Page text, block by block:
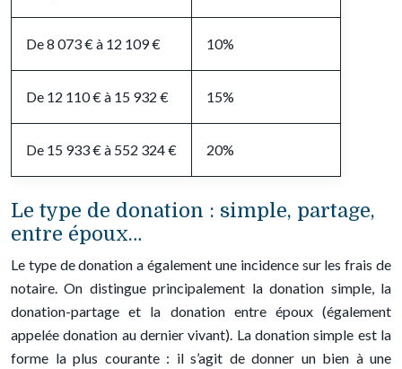
De 8 073 € à 12 109 € 10%
De 12 110 € à 15 932 € 15%
De 15 933 € à 552 324 € 20%
Le type de donation : simple, partage,
entre époux…
Le type de donation a également une incidence sur les frais de
notaire. On distingue principalement la donation simple, la
donation-partage et la donation entre époux (également
appelée donation au dernier vivant). La donation simple est la
forme la plus courante : il s’agit de donner un bien à une